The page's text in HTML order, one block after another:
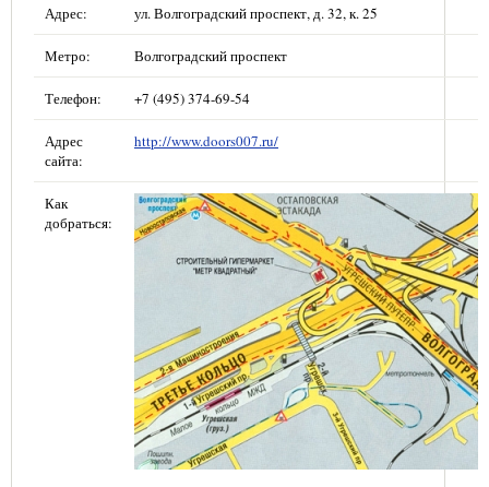
Адрес: ул. Волгоградский проспект, д. 32, к. 25
Метро: Волгоградский проспект
Телефон: +7 (495) 374-69-54
Адрес
сайта:
http://www.doors007.ru/
Как
добраться: